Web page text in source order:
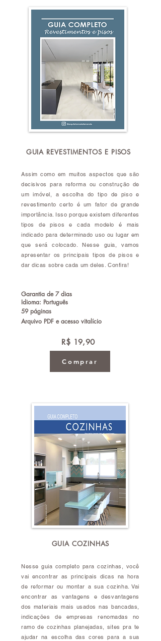
GUIA REVESTIMENTOS E PISOS
Assim como em muitos aspectos que são
decisivos para reforma ou construção de
um imóvel, a escolha do tipo de piso e
revestimento certo é um fator de grande
importância. Isso porque existem diferentes
tipos de pisos e cada modelo é mais
indicado para determinado uso ou lugar em
que será colocado. Nesse guia, vamos
apresentar os principais tipos de pisos e
dar dicas sobre cada um deles. Confira!
Garantia de 7 dias
Idioma: Português
59 páginas
Arquivo PDF e acesso vitalício
R$ 19,90
Comprar
GUIA COZINHAS
Nesse guia completo para cozinhas, você
vai encontrar as principais dicas na hora
de reformar ou montar a sua cozinha. Vai
encontrar as vantagens e desvantagens
dos materiais mais usados nas bancadas,
indicações de empresas renomadas no
ramo de cozinhas planejadas, sites pra te
ajudar na escolha das cores para a sua